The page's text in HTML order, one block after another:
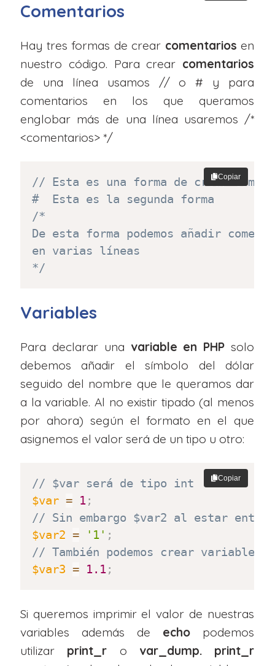
Comentarios
Hay tres formas de crear comentarios en
nuestro código. Para crear comentarios
de una línea usamos // o # y para
comentarios en los que queramos
englobar más de una línea usaremos /*
<comentarios> */
// Esta es una forma de crear
#  Esta es la segunda forma
/*
De esta forma podemos añadir
en varias líneas
*/
Copiar
Variables
Para declarar una variable en PHP solo
debemos añadir el símbolo del dólar
seguido del nombre que le queramos dar
a la variable. Al no existir tipado (al menos
por ahora) según el formato en el que
asignemos el valor será de un tipo u otro:
// $var será de tipo int
$var = 1;
// Sin embargo $var2 al estar
$var2 = '1' ;
// También podemos crear
$var3 = 1.1;
Copiar
Si queremos imprimir el valor de nuestras
variables además de echo podemos
utilizar print_r o var_dump.
print_r